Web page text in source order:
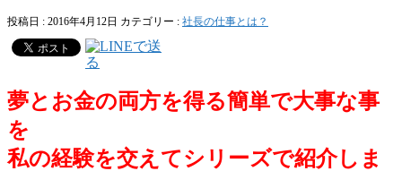
投稿日 : 2016年4月12日 カテゴリー : 社長の仕事とは？
夢とお金の両方を得る簡単で大事な事
を
私の経験を交えてシリーズで紹介しま